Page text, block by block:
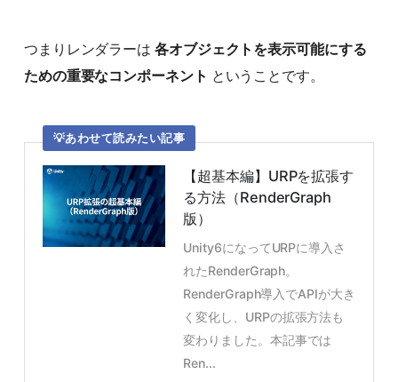
つまりレンダラーは 各オブジェクトを表示可能にする
ための重要なコンポーネント ということです。
あわせて読みたい記事
【超基本編】URPを拡張す
る方法（RenderGraph
版）
Unity6になってURPに導入さ
れたRenderGraph。
RenderGraph導入でAPIが大き
く変化し、URPの拡張方法も
変わりました。本記事では
Ren...